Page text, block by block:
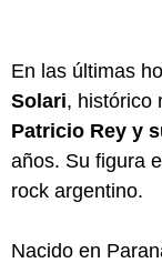
En las últimas
Solari, histórico
Patricio Rey y
años. Su figura
rock argentino.
Nacido en